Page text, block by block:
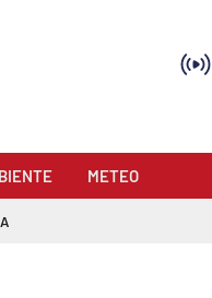
METEO